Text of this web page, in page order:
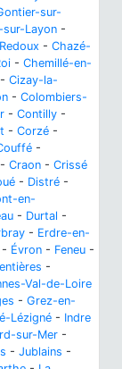
sur-
Layon -
- Chazé-
- Chemillé-en-
- Cizay-la-
- Colombiers-
- Contilly -
- Corzé -
-
- Craon - Crissé
- Distré -
en-
- Durtal -
- Erdre-en-
- Évron - Feneu -
-
Val-de-Loire
- Grez-en-
Lézigné - Indre
sur-Mer -
- Jublains -